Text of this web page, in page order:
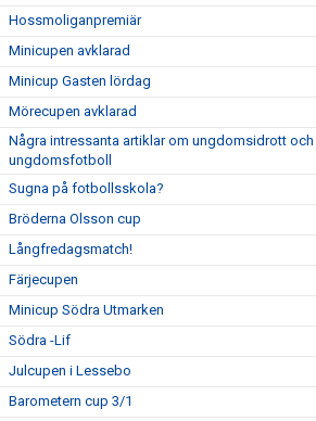
Hossmoliganpremiär
Minicupen avklarad
Minicup Gasten lördag
Mörecupen avklarad
Några intressanta artiklar om ungdomsidrott och
ungdomsfotboll
Sugna på fotbollsskola?
Bröderna Olsson cup
Långfredagsmatch!
Färjecupen
Minicup Södra Utmarken
Södra -Lif
Julcupen i Lessebo
Barometern cup 3/1